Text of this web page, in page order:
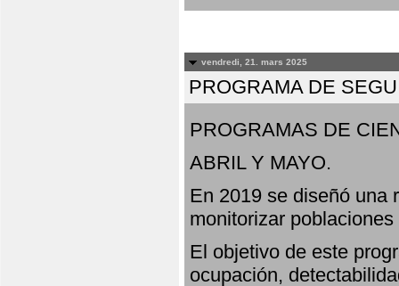
vendredi, 21. mars 2025
PROGRAMA DE
PROGRAMAS DE
ABRIL Y MAYO.
En 2019 se diseñó una
monitorizar
El objetivo de este
ocupación,